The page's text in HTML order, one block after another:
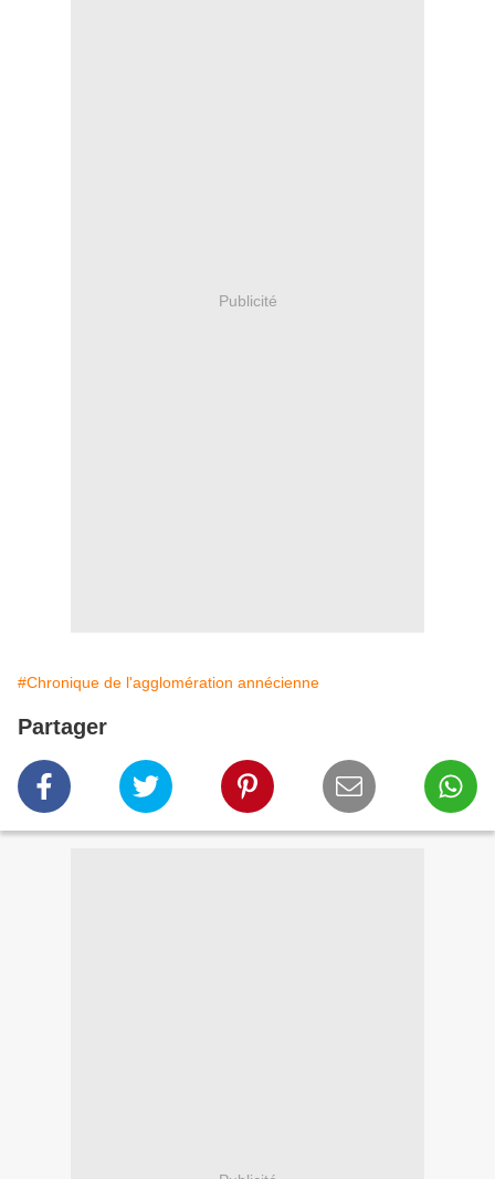
Publicité
#Chronique de l'agglomération annécienne
Partager